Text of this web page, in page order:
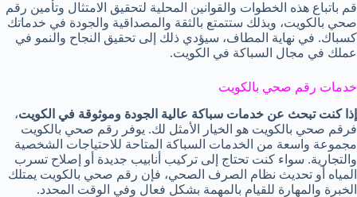
قم باتباع هذه الخطوات والقوانين المحلية لتحقيق الامتثال وتأمين رقم
صحي بالكويت، وبذلك ستتمتع بالثقة والمصداقية والجودة في خدماتك
كسباك. في نهاية المطاف، سيؤدي ذلك إلى تحقيق النجاح والنمو في
عملك في مجال السباكة في الكويت.
خدمات رقم صحي بالكويت
إذا كنت تبحث عن خدمات سباكة عالية الجودة وموثوقة في الكويت،
فرقم صحي بالكويت هو الخيار الأمثل لك. يوفر رقم صحي بالكويت
مجموعة واسعة من الخدمات السباكة المتاحة للاحتياجات الشخصية
والتجارية. سواء كنت تحتاج إلى تركيب أنابيب جديدة أو إصلاح تسرب
المياه أو تحديث نظام الصرف الصحي، فإن رقم صحي بالكويت يمتلك
الخبرة والمهارة للقيام بالمهمة بشكل فعال وفي الوقت المحدد.